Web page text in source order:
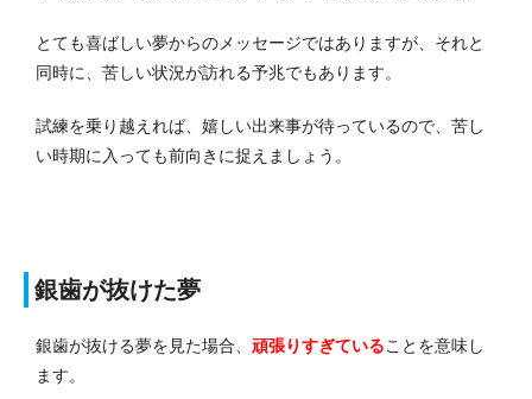
とても喜ばしい夢からのメッセージではありますが、それと
同時に、苦しい状況が訪れる予兆でもあります。
試練を乗り越えれば、嬉しい出来事が待っているので、苦し
い時期に入っても前向きに捉えましょう。
銀歯が抜けた夢
銀歯が抜ける夢を見た場合、 頑張りすぎていることを意味し
ます。